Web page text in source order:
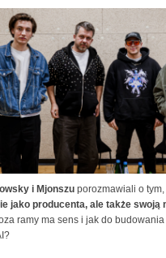
i Mjonszu porozmawiali o
jako producenta, ale także swoją
ramy ma sens i jak do